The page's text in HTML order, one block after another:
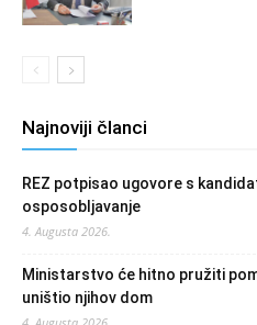
Najnoviji članci
REZ potpisao ugovore s
osposobljavanje
4. Augusta 2026.
Ministarstvo će hitno pružiti
uništio njihov dom
4. Augusta 2026.